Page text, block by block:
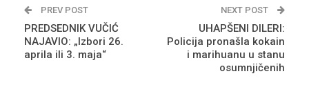
PREV POST
PREDSEDNIK VUČIĆ
NAJAVIO: „Izbori 26.
aprila ili 3. maja“
NEXT POST
UHAPŠENI DILERI:
Policija pronašla kokain
i marihuanu u stanu
osumnjičenih